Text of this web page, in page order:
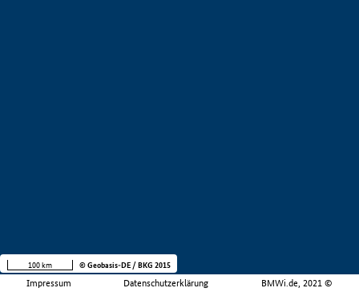
Impressum Datenschutzerklärung BMWi.de, 2021 ©
100 km © Geobasis-DE / BKG 2015